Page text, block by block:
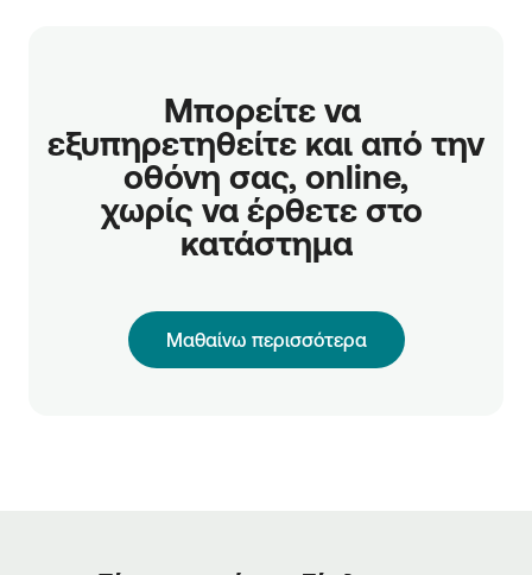
Μπορείτε να
εξυπηρετηθείτε και από την
οθόνη σας, online,
χωρίς να έρθετε στο
κατάστημα
Μαθαίνω περισσότερα